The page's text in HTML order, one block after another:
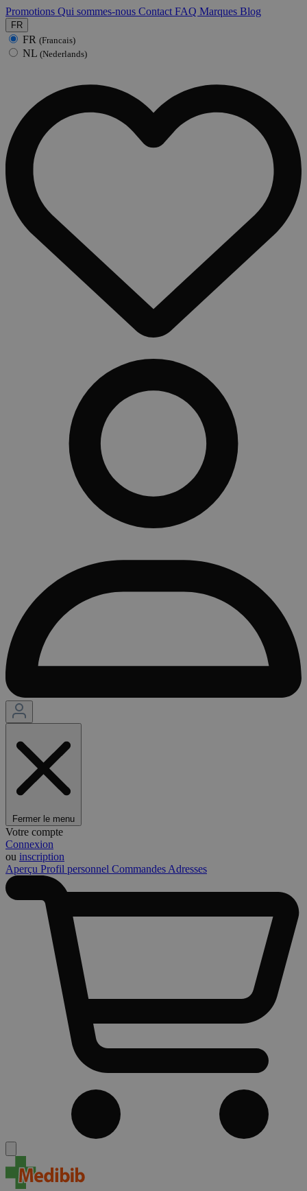
Promotions Qui sommes-nous Contact FAQ Marques Blog
FR
FR (Francais)
NL (Nederlands)
Fermer le menu
Votre compte
Connexion
ou inscription
Aperçu Profil personnel Commandes Adresses